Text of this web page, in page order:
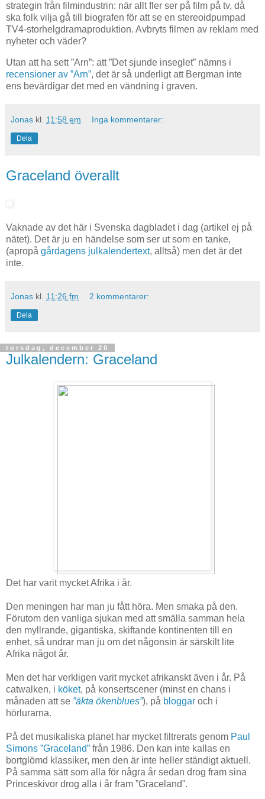
strategin från filmindustrin: när allt fler ser på film på tv, då
ska folk vilja gå till biografen för att se en stereoidpumpad
TV4-storhelgdramaproduktion. Avbryts filmen av reklam med
nyheter och väder?
Utan att ha sett ”Arn”: att ”Det sjunde inseglet” nämns i
recensioner av ”Arn”, det är så underligt att Bergman inte
ens bevärdigar det med en vändning i graven.
Jonas kl. 11:58 em Inga kommentarer:
Dela
Graceland överallt
Vaknade av det här i Svenska dagbladet i dag (artikel ej på
nätet). Det är ju en händelse som ser ut som en tanke,
(apropå gårdagens julkalendertext, alltså) men det är det
inte.
Jonas kl. 11:26 fm 2 kommentarer:
Dela
torsdag, december 20
Julkalendern: Graceland
Det har varit mycket Afrika i år.
Den meningen har man ju fått höra. Men smaka på den.
Förutom den vanliga sjukan med att smälla samman hela
den myllrande, gigantiska, skiftande kontinenten till en
enhet, så undrar man ju om det någonsin är särskilt lite
Afrika något år.
Men det har verkligen varit mycket afrikanskt även i år. På
catwalken, i köket, på konsertscener (minst en chans i
månaden att se ”äkta ökenblues”), på bloggar och i
hörlurarna.
På det musikaliska planet har mycket filtrerats genom Paul
Simons ”Graceland” från 1986. Den kan inte kallas en
bortglömd klassiker, men den är inte heller ständigt aktuell.
På samma sätt som alla för några år sedan drog fram sina
Princeskivor drog alla i år fram ”Graceland”.